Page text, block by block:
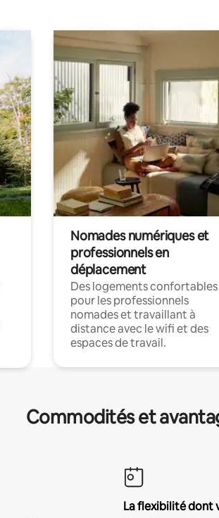
Nomades numériques et
professionnels en
déplacement
Des logements confortables
pour les professionnels
nomades et travaillant à
distance avec le wifi et des
espaces de travail.
Commodités et
La flexibilité dont